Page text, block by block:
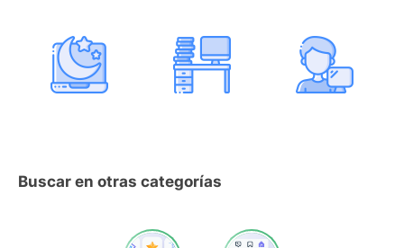
Buscar en otras categorías